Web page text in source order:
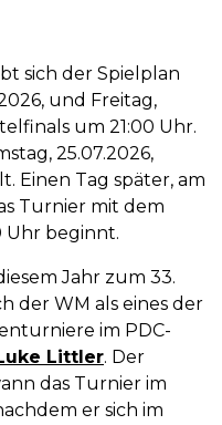
sich der Spielplan
und Freitag,
um 21:00 Uhr.
25.07.2026,
Einen Tag später, am
Turnier mit dem
Uhr beginnt.
Jahr zum 33.
der WM als eines der
im PDC-
Littler. Der
das Turnier im
er sich im